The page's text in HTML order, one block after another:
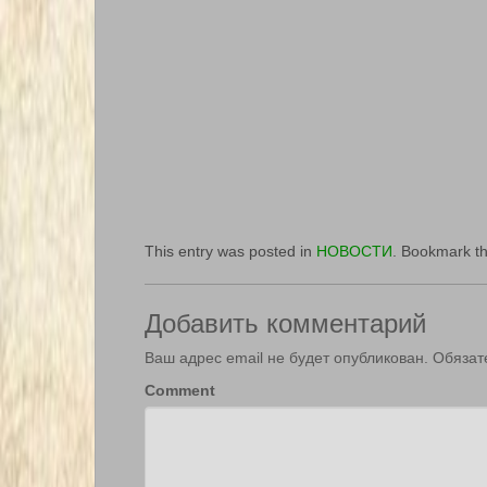
This entry was posted in НОВОСТИ . Bookmark
Добавить комментарий
Ваш адрес email не будет опубликован.
Comment